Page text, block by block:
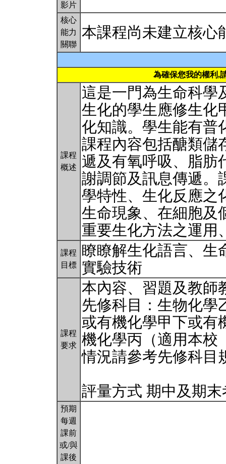
影片
核心
能力
關聯
本課程尚未建立核心
為確保您我的權利,
課程
概述
這是一門為生命科學
生化的學生應修生化
化知識。學生能有普
課程內容包括醣類儲
遞及有氧呼吸、脂肪
謝調節及訊息傳遞。
學特性、生化反應之
生命現象、在細胞及
重要生化方法之運用
課程
目標
瞭瞭解生化語言、生
實驗技術
課程
要求
本內容、習題及教師
先修科目：生物化學
或有機化學甲下或有
機化學丙（適用本校
情況請參考先修科目
評量方式 期中及期
預期
每週
課前
或/與
課後